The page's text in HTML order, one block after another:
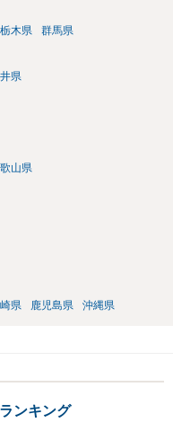
栃木県 群馬県
県
山県
県 鹿児島県 沖縄県
ンキング